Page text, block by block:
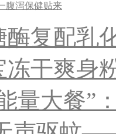
腹泻保健贴来
复配乳
冻干爽身
量大餐”